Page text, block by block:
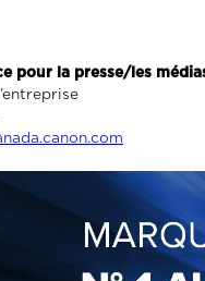
pour la presse/les